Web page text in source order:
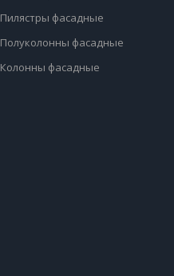
Пилястры фасадные
Полуколонны фасадные
Колонны фасадные